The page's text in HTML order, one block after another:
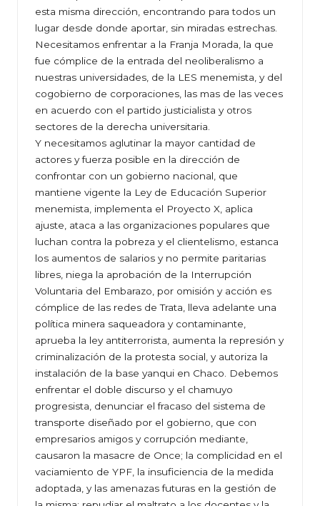
esta misma dirección, encontrando para todos un
lugar desde donde aportar, sin miradas estrechas.
Necesitamos enfrentar a la Franja Morada, la que
fue cómplice de la entrada del neoliberalismo a
nuestras universidades, de la LES menemista, y del
cogobierno de corporaciones, las mas de las veces
en acuerdo con el partido justicialista y otros
sectores de la derecha universitaria.
Y necesitamos aglutinar la mayor cantidad de
actores y fuerza posible en la dirección de
confrontar con un gobierno nacional, que
mantiene vigente la Ley de Educación Superior
menemista, implementa el Proyecto X, aplica
ajuste, ataca a las organizaciones populares que
luchan contra la pobreza y el clientelismo, estanca
los aumentos de salarios y no permite paritarias
libres, niega la aprobación de la Interrupción
Voluntaria del Embarazo, por omisión y acción es
cómplice de las redes de Trata, lleva adelante una
política minera saqueadora y contaminante,
aprueba la ley antiterrorista, aumenta la represión y
criminalización de la protesta social, y autoriza la
instalación de la base yanqui en Chaco. Debemos
enfrentar el doble discurso y el chamuyo
progresista, denunciar el fracaso del sistema de
transporte diseñado por el gobierno, que con
empresarios amigos y corrupción mediante,
causaron la masacre de Once; la complicidad en el
vaciamiento de YPF, la insuficiencia de la medida
adoptada, y las amenazas futuras en la gestión de